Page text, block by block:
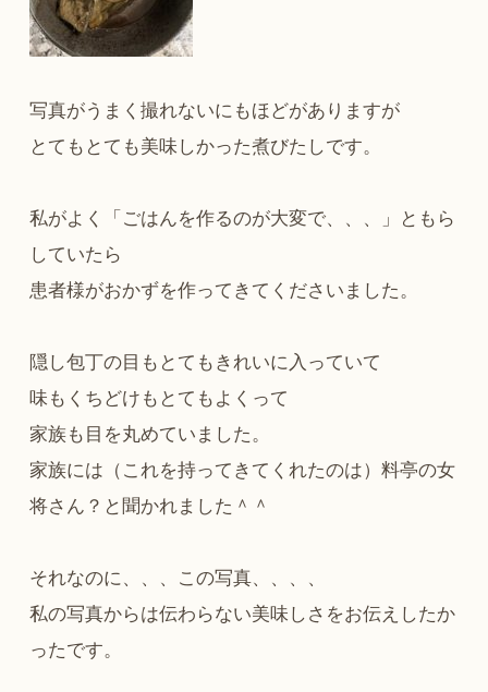
写真がうまく撮れないにもほどがありますが
とてもとても美味しかった煮びたしです。
私がよく「ごはんを作るのが大変で、、、」ともら
していたら
患者様がおかずを作ってきてくださいました。
隠し包丁の目もとてもきれいに入っていて
味もくちどけもとてもよくって
家族も目を丸めていました。
家族には（これを持ってきてくれたのは）料亭の女
将さん？と聞かれました＾＾
それなのに、、、この写真、、、、
私の写真からは伝わらない美味しさをお伝えしたか
ったです。